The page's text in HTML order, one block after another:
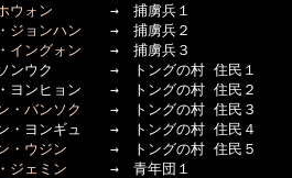
ウォン →　捕虜兵１
ジョンハン →　捕虜兵２
イングォン →　捕虜兵３
　　　→　トングの村 住民１
ン　　→　トングの村 住民２
・バンソク
→　トングの村 住民３
ュ　　→　トングの村 住民４
・ウジン →　トングの村 住民５
ジェミン →　青年団１